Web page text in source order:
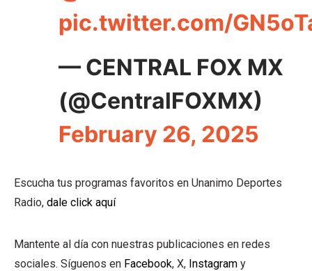
pic.twitter.com/
— CENTRAL FOX MX
(@CentralFOXMX)
February 26, 2025
Escucha tus programas favoritos en Unanimo Deportes
Radio, dale click aquí
Mantente al día con nuestras publicaciones en redes
sociales. Síguenos en Facebook, X, Instagram y